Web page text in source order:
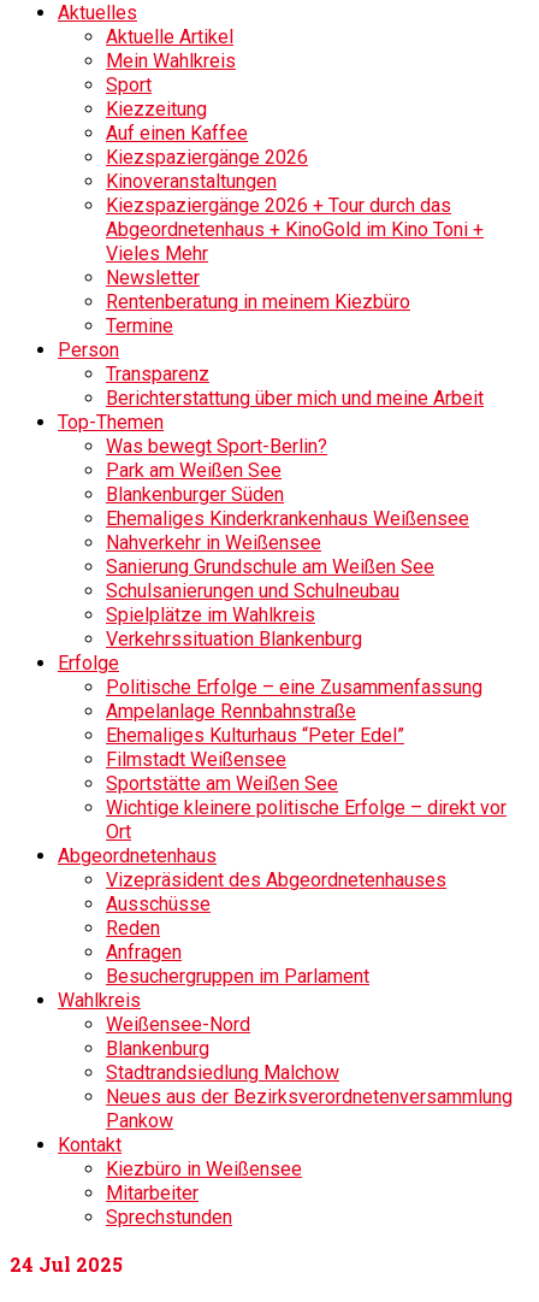
Aktuelles
Aktuelle Artikel
Mein Wahlkreis
Sport
Kiezzeitung
Auf einen Kaffee
Kiezspaziergänge 2026
Kinoveranstaltungen
Kiezspaziergänge 2026 + Tour durch das
Abgeordnetenhaus + KinoGold im Kino Toni +
Vieles Mehr
Newsletter
Rentenberatung in meinem Kiezbüro
Termine
Person
Transparenz
Berichterstattung über mich und meine Arbeit
Top-Themen
Was bewegt Sport-Berlin?
Park am Weißen See
Blankenburger Süden
Ehemaliges Kinderkrankenhaus Weißensee
Nahverkehr in Weißensee
Sanierung Grundschule am Weißen See
Schulsanierungen und Schulneubau
Spielplätze im Wahlkreis
Verkehrssituation Blankenburg
Erfolge
Politische Erfolge – eine Zusammenfassung
Ampelanlage Rennbahnstraße
Ehemaliges Kulturhaus “Peter Edel”
Filmstadt Weißensee
Sportstätte am Weißen See
Wichtige kleinere politische Erfolge – direkt vor
Ort
Abgeordnetenhaus
Vizepräsident des Abgeordnetenhauses
Ausschüsse
Reden
Anfragen
Besuchergruppen im Parlament
Wahlkreis
Weißensee-Nord
Blankenburg
Stadtrandsiedlung Malchow
Neues aus der Bezirksverordnetenversammlung
Pankow
Kontakt
Kiezbüro in Weißensee
Mitarbeiter
Sprechstunden
24 Jul 2025